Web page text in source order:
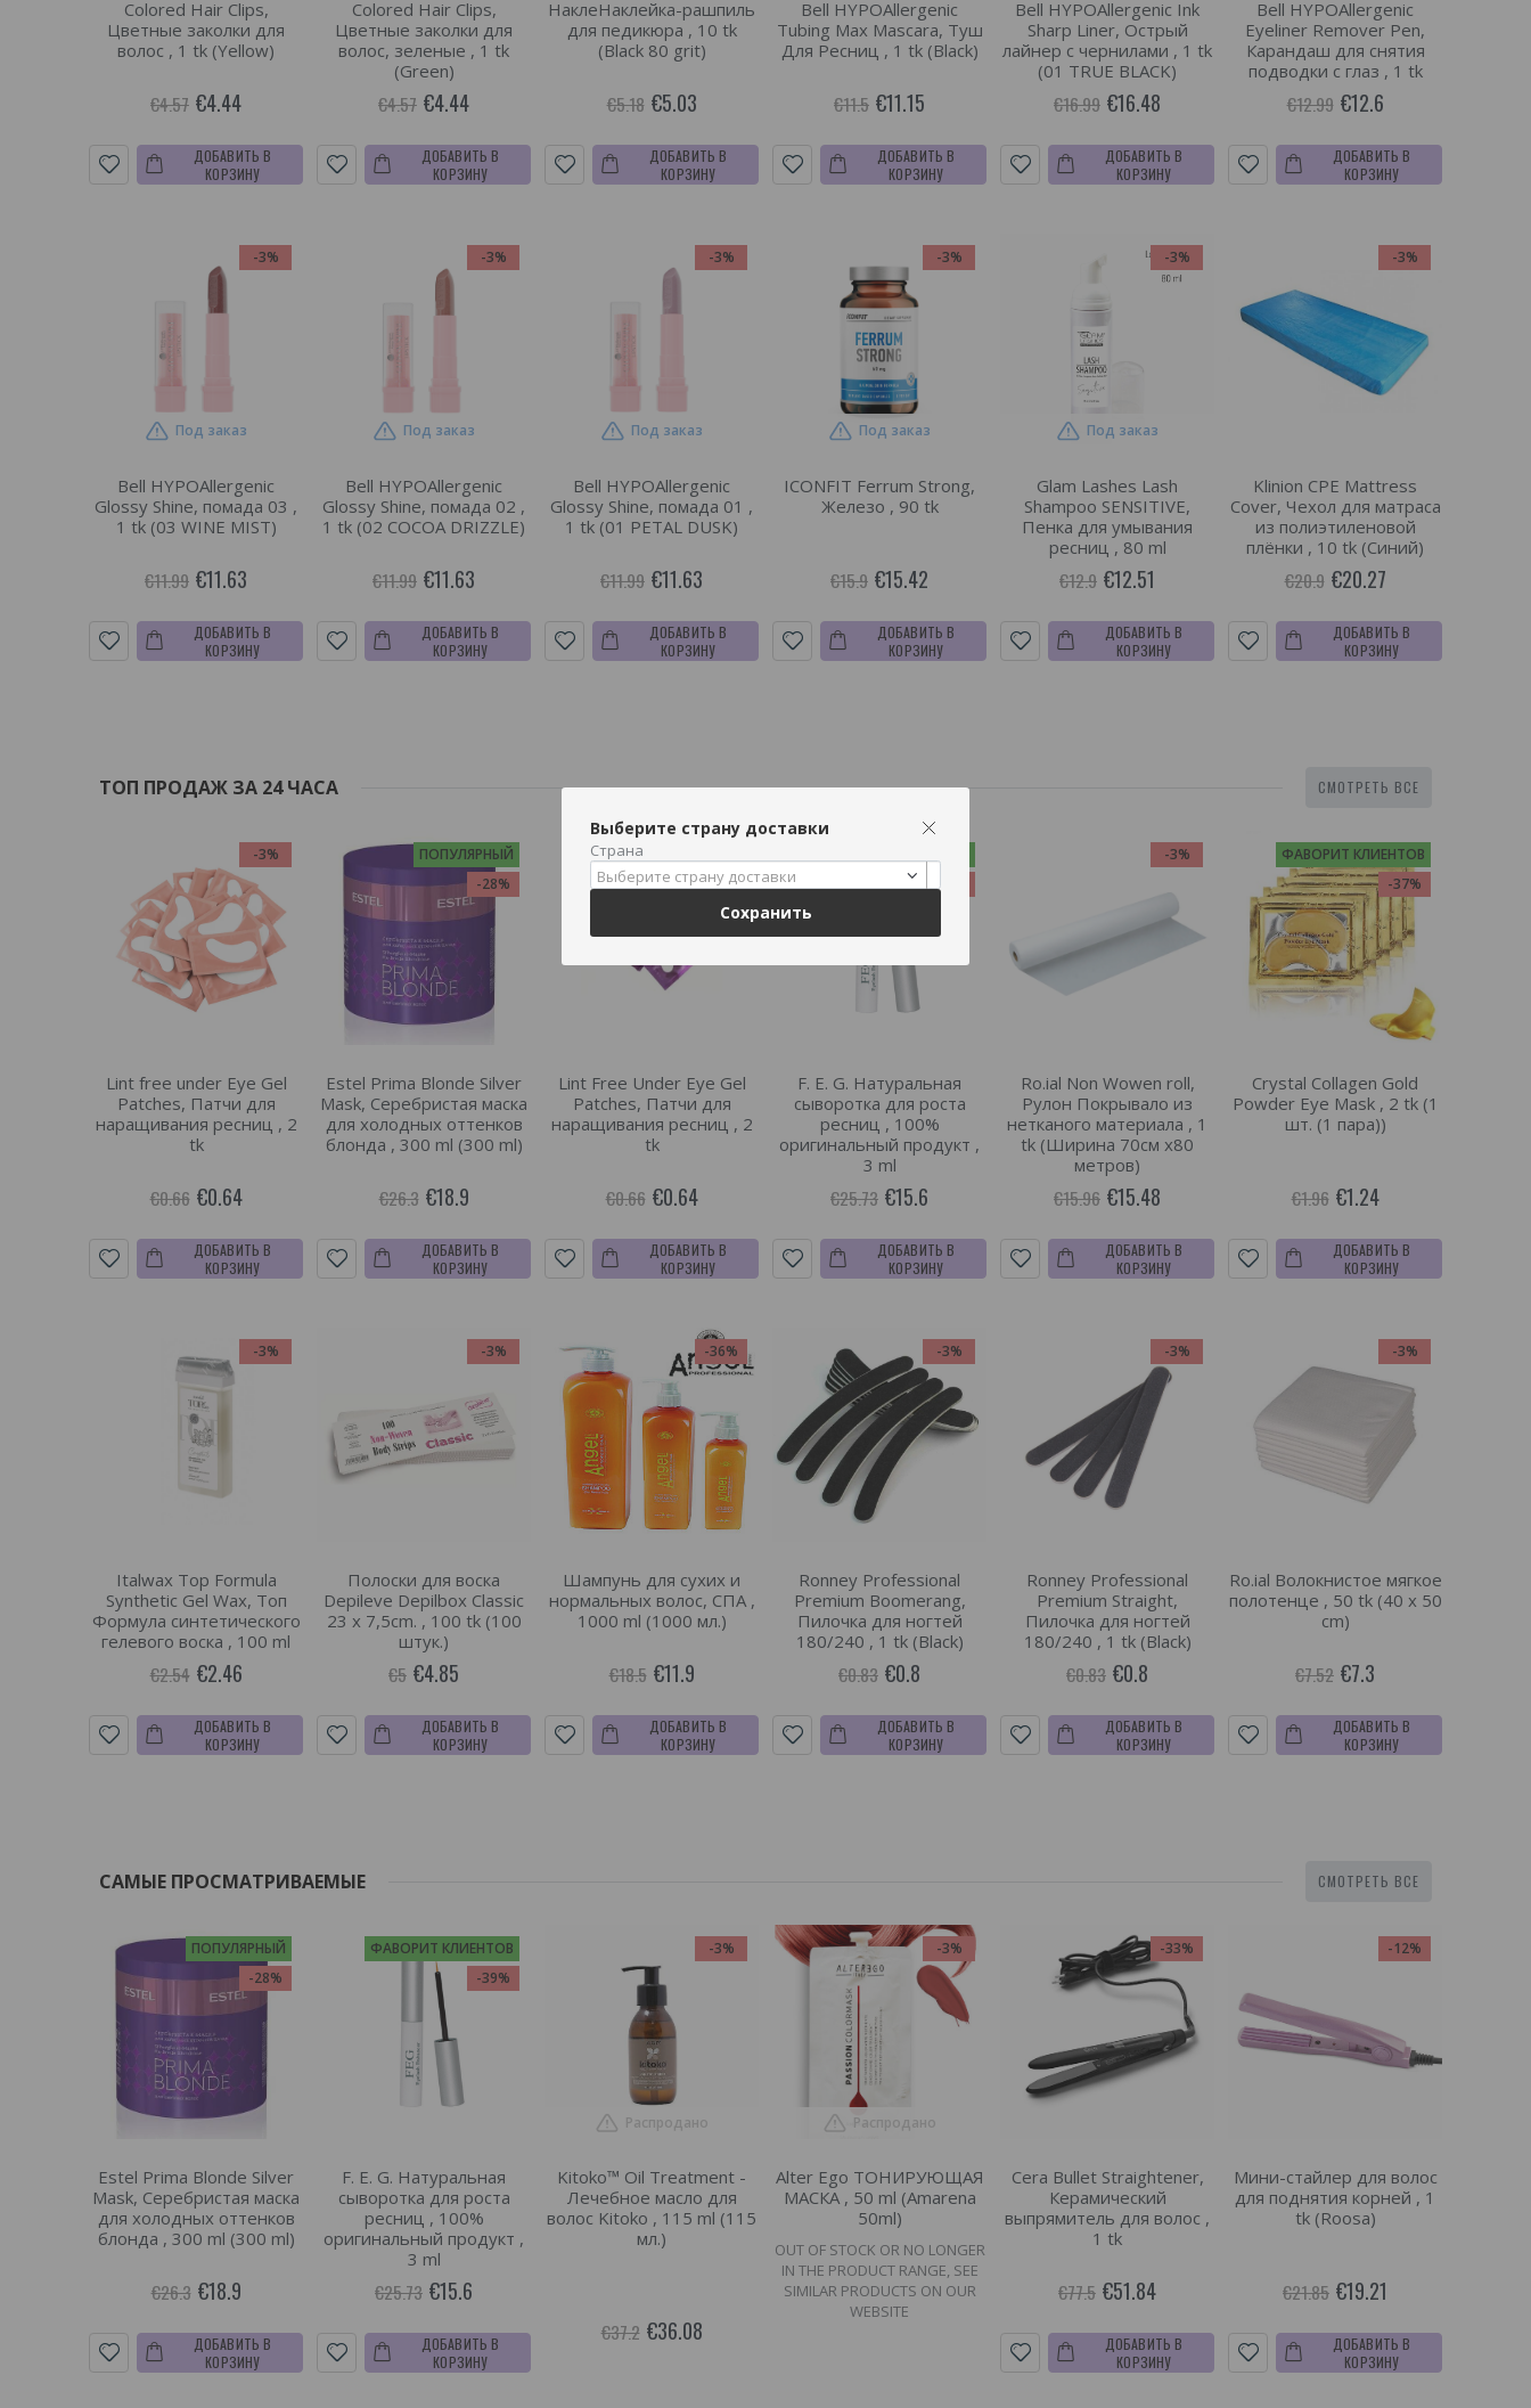
Colored Hair Clips,
Цветные заколки для
волос , 1 tk (Yellow)
€4.57 €4.44
ДОБАВИТЬ В
КОРЗИНУ
Colored Hair Clips,
Цветные заколки для
волос, зеленые , 1 tk
(Green)
€4.57 €4.44
ДОБАВИТЬ В
КОРЗИНУ
НаклеНаклейка-рашпиль
для педикюра , 10 tk
(Black 80 grit)
€5.18 €5.03
ДОБАВИТЬ В
КОРЗИНУ
Bell HYPOAllergenic
Tubing Max Mascara, Туш
Для Ресниц , 1 tk (Black)
€11.5 €11.15
ДОБАВИТЬ В
КОРЗИНУ
Bell HYPOAllergenic Ink
Sharp Liner, Острый
лайнер с чернилами , 1 tk
(01 TRUE BLACK)
€16.99 €16.48
ДОБАВИТЬ В
КОРЗИНУ
Bell HYPOAllergenic
Eyeliner Remover Pen,
Карандаш для снятия
подводки с глаз , 1 tk
€12.99 €12.6
ДОБАВИТЬ В
КОРЗИНУ
-3%
Под заказ
Bell HYPOAllergenic
Glossy Shine, помада 03 ,
1 tk (03 WINE MIST)
€11.99 €11.63
ДОБАВИТЬ В
КОРЗИНУ
-3%
Под заказ
Bell HYPOAllergenic
Glossy Shine, помада 02 ,
1 tk (02 COCOA DRIZZLE)
€11.99 €11.63
ДОБАВИТЬ В
КОРЗИНУ
-3%
Под заказ
Bell HYPOAllergenic
Glossy Shine, помада 01 ,
1 tk (01 PETAL DUSK)
€11.99 €11.63
ДОБАВИТЬ В
КОРЗИНУ
-3%
Под заказ
ICONFIT Ferrum Strong,
Железо , 90 tk
€15.9 €15.42
ДОБАВИТЬ В
КОРЗИНУ
-3%
Под заказ
Glam Lashes Lash
Shampoo SENSITIVE,
Пенка для умывания
ресниц , 80 ml
€12.9 €12.51
ДОБАВИТЬ В
КОРЗИНУ
-3%
Klinion CPE Mattress
Cover, Чехол для матраса
из полиэтиленовой
плёнки , 10 tk (Синий)
€20.9 €20.27
ДОБАВИТЬ В
КОРЗИНУ
ТОП ПРОДАЖ ЗА 24 ЧАСА СМОТРЕТЬ ВСЕ
-3%
Lint free under Eye Gel
Patches, Патчи для
наращивания ресниц , 2
tk
€0.66 €0.64
ДОБАВИТЬ В
КОРЗИНУ
ПОПУЛЯРНЫЙ
-28%
Estel Prima Blonde Silver
Mask, Серебристая маска
для холодных оттенков
блонда , 300 ml (300 ml)
€26.3 €18.9
ДОБАВИТЬ В
КОРЗИНУ
Lint Free Under Eye Gel
Patches, Патчи для
наращивания ресниц , 2
tk
€0.66 €0.64
ДОБАВИТЬ В
КОРЗИНУ
-39%
F. E. G. Натуральная
сыворотка для роста
ресниц , 100%
оригинальный продукт ,
3 ml
€25.73 €15.6
ДОБАВИТЬ В
КОРЗИНУ
-3%
Ro.ial Non Wowen roll,
Рулон Покрывало из
нетканого материала , 1
tk (Ширина 70см х80
метров)
€15.96 €15.48
ДОБАВИТЬ В
КОРЗИНУ
ФАВОРИТ КЛИЕНТОВ
-37%
Crystal Collagen Gold
Powder Eye Mask , 2 tk (1
шт. (1 пара))
€1.96 €1.24
ДОБАВИТЬ В
КОРЗИНУ
-3%
Italwax Top Formula
Synthetic Gel Wax, Топ
Формула синтетического
гелевого воска , 100 ml
€2.54 €2.46
ДОБАВИТЬ В
КОРЗИНУ
-3%
Полоски для воска
Depileve Depilbox Classic
23 x 7,5cm. , 100 tk (100
штук.)
€5 €4.85
ДОБАВИТЬ В
КОРЗИНУ
-36%
Шампунь для сухих и
нормальных волос, СПА ,
1000 ml (1000 мл.)
€18.5 €11.9
ДОБАВИТЬ В
КОРЗИНУ
-3%
Ronney Professional
Premium Boomerang,
Пилочка для ногтей
180/240 , 1 tk (Black)
€0.83 €0.8
ДОБАВИТЬ В
КОРЗИНУ
-3%
Ronney Professional
Premium Straight,
Пилочка для ногтей
180/240 , 1 tk (Black)
€0.83 €0.8
ДОБАВИТЬ В
КОРЗИНУ
-3%
Ro.ial Волокнистое мягкое
полотенце , 50 tk (40 x 50
cm)
€7.52 €7.3
ДОБАВИТЬ В
КОРЗИНУ
САМЫЕ ПРОСМАТРИВАЕМЫЕ СМОТРЕТЬ ВСЕ
ПОПУЛЯРНЫЙ
-28%
Estel Prima Blonde Silver
Mask, Серебристая маска
для холодных оттенков
блонда , 300 ml (300 ml)
€26.3 €18.9
ДОБАВИТЬ В
КОРЗИНУ
ФАВОРИТ КЛИЕНТОВ
-39%
F. E. G. Натуральная
сыворотка для роста
ресниц , 100%
оригинальный продукт ,
3 ml
€25.73 €15.6
ДОБАВИТЬ В
КОРЗИНУ
-3%
Распродано
Kitoko™ Oil Treatment -
Лечебное масло для
волос Kitoko , 115 ml (115
мл.)
€37.2 €36.08
-3%
Распродано
Alter Ego ТОНИРУЮЩАЯ
МАСКА , 50 ml (Amarena
50ml)
OUT OF STOCK OR NO LONGER
IN THE PRODUCT RANGE, SEE
SIMILAR PRODUCTS ON OUR
WEBSITE
-33%
Cera Bullet Straightener,
Керамический
выпрямитель для волос ,
1 tk
€77.5 €51.84
ДОБАВИТЬ В
КОРЗИНУ
-12%
Мини-стайлер для волос
для поднятия корней , 1
tk (Roosa)
€21.85 €19.21
ДОБАВИТЬ В
КОРЗИНУ
Выберите страну доставки
Страна
Выберите страну доставки
Сохранить